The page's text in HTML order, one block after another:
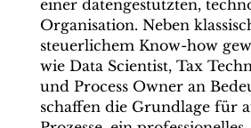
einer datengestützten,
Organisation. Neben
steuerlichem Know-how
wie Data Scientist, Tax
und Process Owner an
schaffen die Grundlage für